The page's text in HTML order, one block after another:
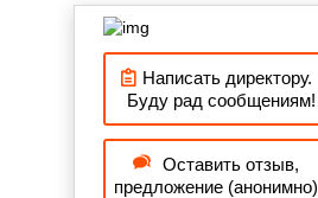
Написать директору.
Буду рад сообщениям!
Оставить отзыв,
предложение (анонимно)